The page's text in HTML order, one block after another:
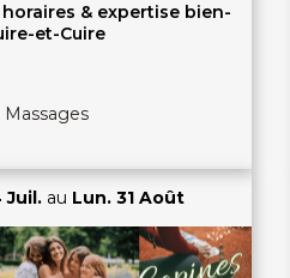
horaires & expertise bien-
et-Cuire
Juil. au Lun. 31 Août